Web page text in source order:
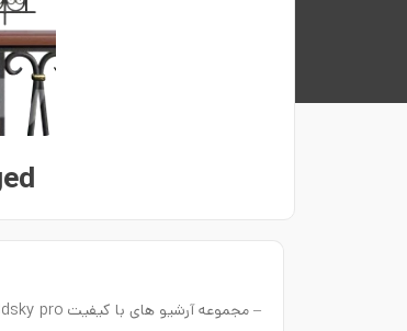
– مجموعه آرشیو های با کیفیت 3dsky pro